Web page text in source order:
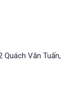
Quách Văn Tuấn,